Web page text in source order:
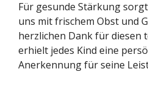
Für gesunde Stärkung
uns mit frischem Obst und
herzlichen Dank für diesen
erhielt jedes Kind eine
Anerkennung für seine